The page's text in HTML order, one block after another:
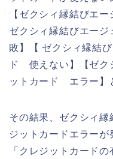
【ゼクシィ縁結びエ
ゼクシィ縁結びエー
敗】【 ゼクシィ縁結
ド 使えない】【ゼク
ットカード エラー】
その結果、ゼクシィ縁
ジットカードエラー
「クレジットカード